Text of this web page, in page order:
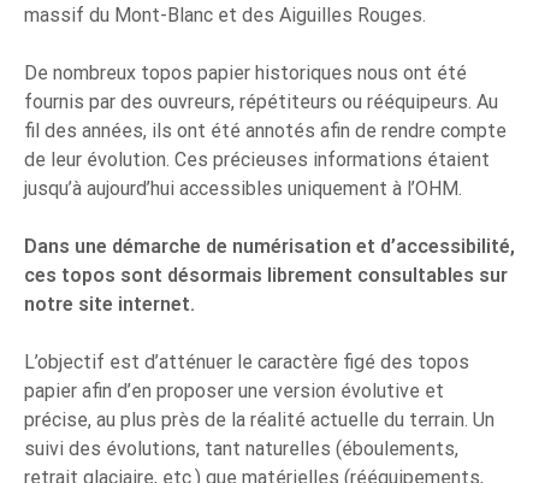
massif du Mont-Blanc et des Aiguilles Rouges.
De nombreux topos papier historiques nous ont été
fournis par des ouvreurs, répétiteurs ou rééquipeurs. Au
fil des années, ils ont été annotés afin de rendre compte
de leur évolution. Ces précieuses informations étaient
jusqu’à aujourd’hui accessibles uniquement à l’OHM.
Dans une démarche de numérisation et d’accessibilité,
ces topos sont désormais librement consultables sur
notre site internet.
L’objectif est d’atténuer le caractère figé des topos
papier afin d’en proposer une version évolutive et
précise, au plus près de la réalité actuelle du terrain. Un
suivi des évolutions, tant naturelles (éboulements,
retrait glaciaire, etc.) que matérielles (rééquipements,